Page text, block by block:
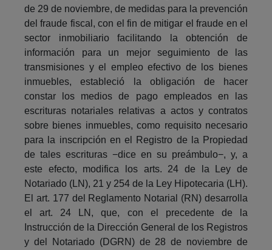
de 29 de noviembre, de medidas para la prevención
del fraude fiscal, con el fin de mitigar el fraude en el
sector inmobiliario facilitando la obtención de
información para un mejor seguimiento de las
transmisiones y el empleo efectivo de los bienes
inmuebles, estableció la obligación de hacer
constar los medios de pago empleados en las
escrituras notariales relativas a actos y contratos
sobre bienes inmuebles, como requisito necesario
para la inscripción en el Registro de la Propiedad
de tales escrituras −dice en su preámbulo−, y, a
este efecto, modifica los arts. 24 de la Ley de
Notariado (LN), 21 y 254 de la Ley Hipotecaria (LH).
El art. 177 del Reglamento Notarial (RN) desarrolla
el art. 24 LN, que, con el precedente de la
Instrucción de la Dirección General de los Registros
y del Notariado (DGRN) de 28 de noviembre de